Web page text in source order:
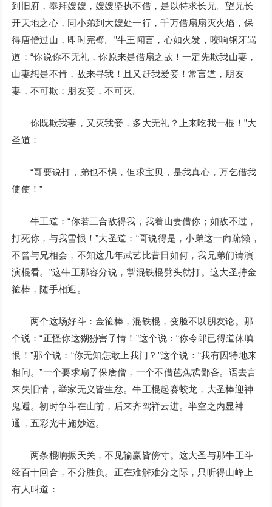
到旧府，奉拜嫂嫂，嫂嫂坚执不借，是以特求长兄。望兄长
开天地之心，同小弟到大嫂处一行，千万借扇扇灭火焰，保
得唐僧过山，即时完璧。”牛王闻言，心如火发，咬响钢牙骂
道：“你说你不无礼，你原来是借扇之故！一定先欺我山妻，
山妻想是不肯，故来寻我！且又赶我爱妾！常言道，朋友
妻，不可欺；朋友妾，不可灭。
你既欺我妻，又灭我妾，多大无礼？上来吃我一棍！”大
圣道：
“哥要说打，弟也不惧，但求宝贝，是我真心，万乞借我
使使！”
牛王道：“你若三合敌得我，我着山妻借你；如敌不过，
打死你，与我雪恨！”大圣道：“哥说得是，小弟这一向疏懒，
不曾与兄相会，不知这几年武艺比昔日如何，我兄弟们请演
演棍看。”这牛王那容分说，掣混铁棍劈头就打。这大圣持金
箍棒，随手相迎。
两个这场好斗：金箍棒，混铁棍，变脸不以朋友论。那
个说：“正怪你这猢狲害子情！”这个说：“你令郎已得道休嗔
恨！”那个说：“你无知怎敢上我门？”这个说：“我有因特地来
相问。”一个要求扇子保唐僧，一个不借芭蕉忒鄙吝。语去言
来失旧情，举家无义皆生忿。牛王棍起赛蛟龙，大圣棒迎神
鬼遁。初时争斗在山前，后来齐驾祥云进。半空之内显神
通，五彩光中施妙运。
两条棍响振天关，不见输赢皆傍寸。这大圣与那牛王斗
经百十回合，不分胜负。正在难解难分之际，只听得山峰上
有人叫道：